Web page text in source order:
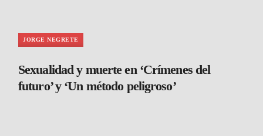
JORGE NEGRETE
Sexualidad y muerte en ‘Crímenes del
futuro’ y ‘Un método peligroso’